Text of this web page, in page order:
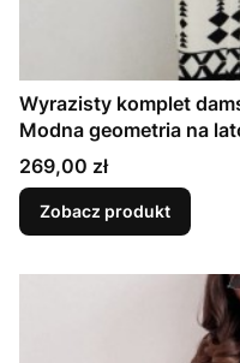
Wyrazisty komplet
Modna geometria na
Cena
269,00 zł
Zobacz produkt